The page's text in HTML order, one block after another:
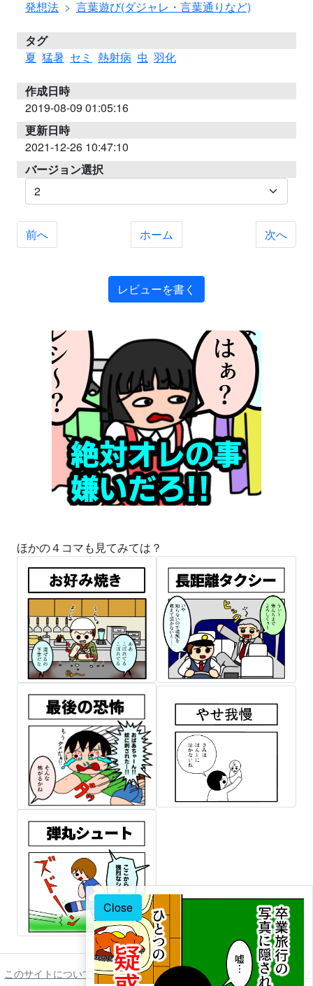
Close
発想法
言葉遊び(ダジャレ・言葉通りなど)
タグ
夏 猛暑 セミ 熱射病 虫 羽化
作成日時
2019-08-09 01:05:16
更新日時
2021-12-26 10:47:10
バージョン選択
前へ ホーム 次へ
レビューを書く
ほかの４コマも見てみては？
このサイトについて ご利用について 著作権について 免責事項